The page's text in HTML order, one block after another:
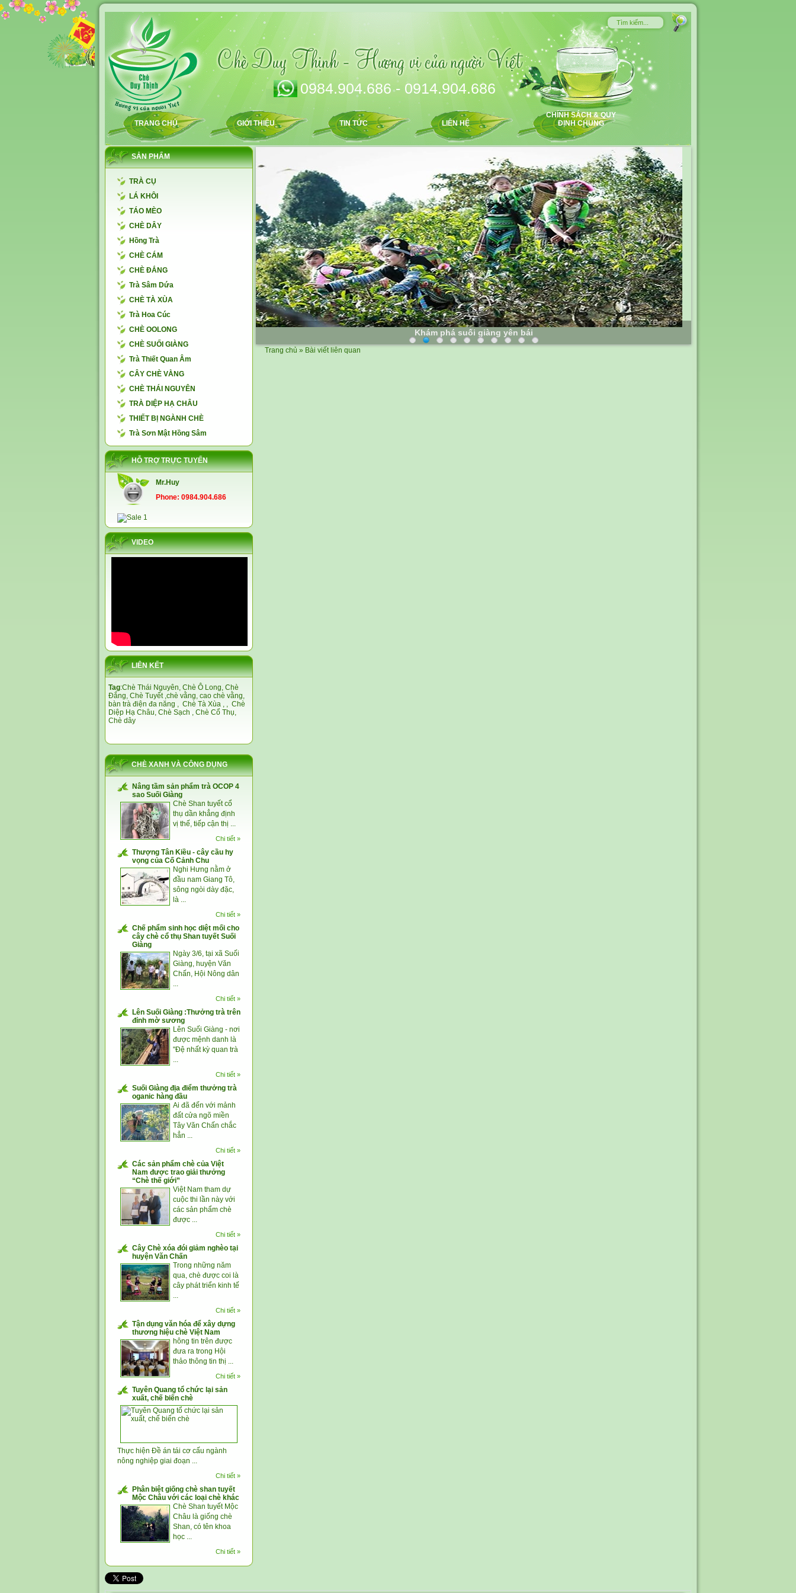
0984.904.686 - 0914.904.686
TRANG CHỦ GIỚI THIỆU TIN TỨC LIÊN HỆ
CHÍNH SÁCH & QUY
ĐỊNH CHUNG
SẢN PHẨM
TRÀ CỤ
LÁ KHÔI
TÁO MÈO
CHÈ DÂY
Hồng Trà
CHÈ CÁM
CHÈ ĐẮNG
Trà Sâm Dứa
CHÈ TÀ XÙA
Trà Hoa Cúc
CHÈ OOLONG
CHÈ SUỐI GIÀNG
Trà Thiết Quan Âm
CÂY CHÈ VẰNG
CHÈ THÁI NGUYÊN
TRÀ DIỆP HẠ CHÂU
THIẾT BỊ NGÀNH CHÈ
Trà Sơn Mật Hồng Sâm
HỖ TRỢ TRỰC TUYẾN
Mr.Huy
Phone: 0984.904.686
VIDEO
LIÊN KẾT
Tag:Chè Thái Nguyên, Chè Ô Long, Chè
Đắng, Chè Tuyết,chè vằng, cao chè vằng,
bàn trà điện đa năng , Chè Tà Xùa , , Chè
Diệp Hạ Châu, Chè Sạch , Chè Cổ Thụ,
Chè dây
CHÈ XANH VÀ CÔNG DỤNG
Nâng tầm sản phẩm trà OCOP 4
sao Suối Giàng
Chè Shan tuyết cổ
thụ dần khẳng định
vị thế, tiếp cận thị ...
Chi tiết »
Thượng Tân Kiều - cây cầu hy
vọng của Cố Cảnh Chu
Nghi Hưng nằm ở
đầu nam Giang Tô,
sông ngòi dày đặc,
là ...
Chi tiết »
Chế phẩm sinh học diệt mối cho
cây chè cổ thụ Shan tuyết Suối
Giàng
Ngày 3/6, tại xã Suối
Giàng, huyện Văn
Chấn, Hội Nông dân
...
Chi tiết »
Lên Suối Giàng :Thưởng trà trên
đỉnh mờ sương
Lên Suối Giàng - nơi
được mệnh danh là
"Đệ nhất kỳ quan trà
...
Chi tiết »
Suối Giàng địa điểm thưởng trà
oganic hàng đầu
Ai đã đến với mảnh
đất cửa ngõ miền
Tây Văn Chấn chắc
hẳn ...
Chi tiết »
Các sản phẩm chè của Việt
Nam được trao giải thưởng
“Chè thế giới”
Việt Nam tham dự
cuộc thi lần này với
các sản phẩm chè
được ...
Chi tiết »
Cây Chè xóa đói giảm nghèo tại
huyện Văn Chấn
Trong những năm
qua, chè được coi là
cây phát triển kinh tế
...
Chi tiết »
Tận dụng văn hóa để xây dựng
thương hiệu chè Việt Nam
hông tin trên được
đưa ra trong Hội
thảo thông tin thị ...
Chi tiết »
Tuyên Quang tổ chức lại sản
xuất, chế biến chè
Thực hiện Đề án tái cơ cấu ngành
nông nghiệp giai đoạn ...
Chi tiết »
Phân biệt giống chè shan tuyết
Mộc Châu với các loại chè khác
Chè Shan tuyết Mộc
Châu là giống chè
Shan, có tên khoa
học ...
Chi tiết »
Chè tân cương thái nguyên
Trang chủ » Bài viết liên quan